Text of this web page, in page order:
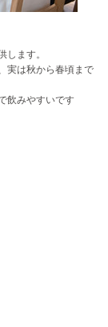
します。
実は秋から春頃まで
飲みやすいです